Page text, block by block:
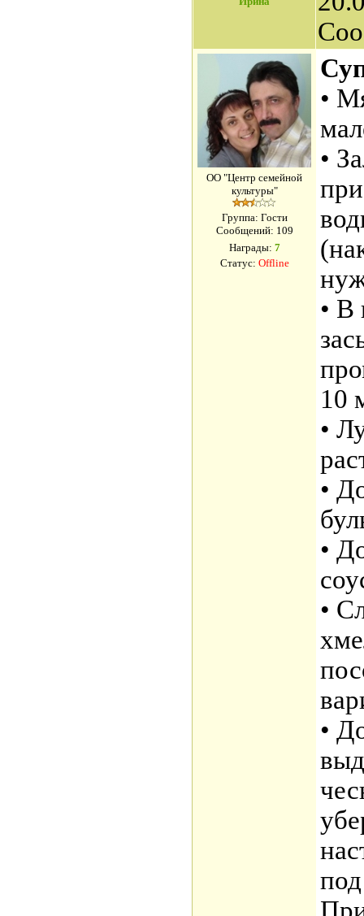
ОО "Центр семейной
культуры"
Группа: Гости
Сообщений: 109
Награды: 7
Статус: Offline
•
•
• В
10
•
•
•
•
•